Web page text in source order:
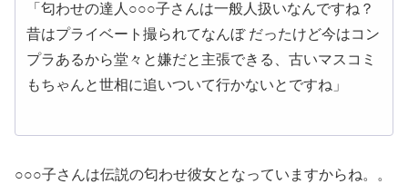
「匂わせの達人○○○子さんは一般人扱いなんですね？
昔はプライベート撮られてなんぼ だったけど今はコン
プラあるから堂々と嫌だと主張できる、古いマスコミ
もちゃんと世相に追いついて行かないとですね」
○○○子さんは伝説の匂わせ彼女となっていますからね。。